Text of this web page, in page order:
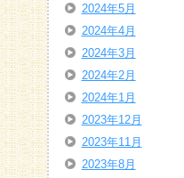
2024年5月
2024年4月
2024年3月
2024年2月
2024年1月
2023年12月
2023年11月
2023年8月